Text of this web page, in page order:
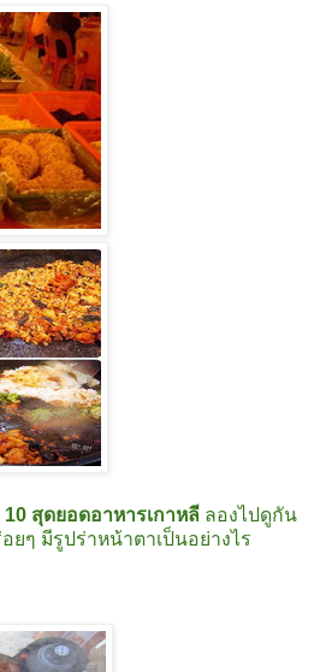
10 สุดยอดอาหารเกาหลี ลองไปดูกัน
ยๆ มีรูปร่าหน้าตาเป็นอย่างไร